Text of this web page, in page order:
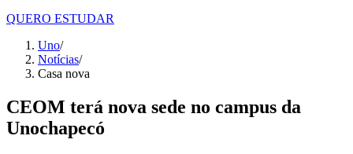
QUERO ESTUDAR
Uno/
Notícias/
Casa nova
CEOM terá nova sede no campus da
Unochapecó